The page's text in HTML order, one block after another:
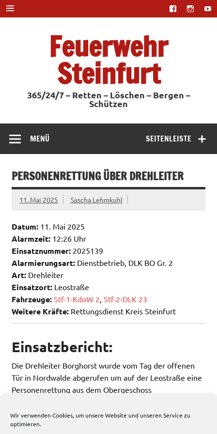
Wir verwenden Cookies, um unsere Website und unseren Service zu
optimieren.
Zum
Inhalt
springen
Feuerwehr
Steinfurt
365/24/7 – Retten – Löschen – Bergen –
Schützen
SEITENLEISTE
MENÜ
PERSONENRETTUNG ÜBER DREHLEITER
11. Mai 2025 Sascha Lehmkuhl
Datum: 11. Mai 2025
Alarmzeit: 12:26 Uhr
Einsatznummer: 2025139
Alarmierungsart: Dienstbetrieb, DLK BO Gr. 2
Art: Drehleiter
Einsatzort: Leostraße
Fahrzeuge: Stf-1-KdoW 2 Stf-2-DLK 23
Weitere Kräfte: Rettungsdienst Kreis Steinfurt
Einsatzbericht:
Die Drehleiter Borghorst wurde vom Tag der offenen
Tür in Nordwalde abgerufen um auf der Leostraße eine
Personenrettung aus dem Obergeschoss
166 total views